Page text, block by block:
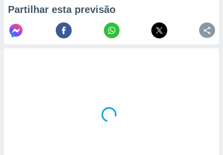
Partilhar esta previsão